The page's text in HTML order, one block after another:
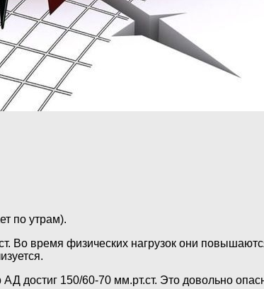
по утрам).
Во время физических нагрузок они
достиг 150/60-70 мм.рт.ст. Это довольно